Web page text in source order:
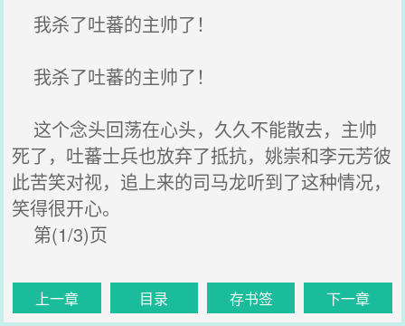
我杀了吐蕃的主帅了！
我杀了吐蕃的主帅了！
这个念头回荡在心头，久久不能散去，主帅
死了，吐蕃士兵也放弃了抵抗，姚崇和李元芳彼
此苦笑对视，追上来的司马龙听到了这种情况，
笑得很开心。
第(1/3)页
上一章 目录 存书签 下一章